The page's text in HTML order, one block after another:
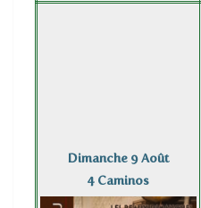
Dimanche 9 Août
4 Caminos